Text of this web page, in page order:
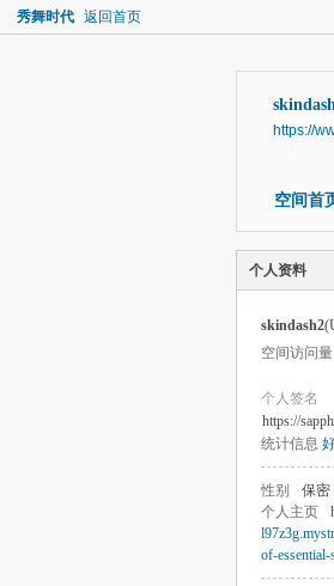
秀舞时代 返回首页
https://
空间首
个人资料
skindash2
空间访问量
个人签名
https://
统计信息
性别 保密
个人主页
of-